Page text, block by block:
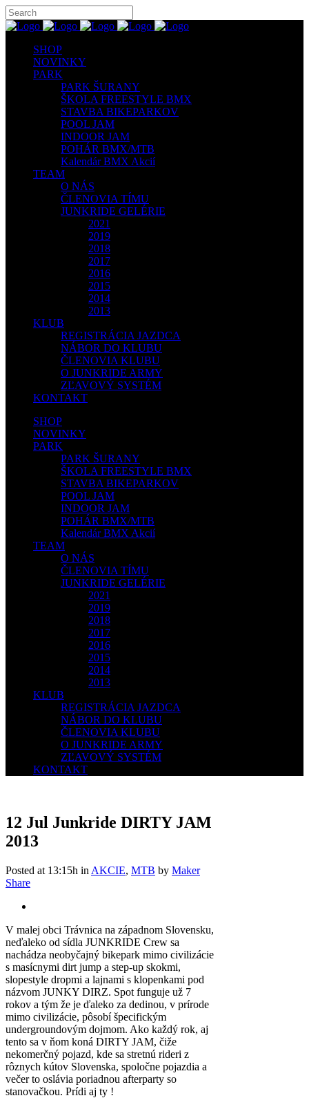
SHOP
NOVINKY
PARK
PARK ŠURANY
ŠKOLA FREESTYLE BMX
STAVBA BIKEPARKOV
POOL JAM
INDOOR JAM
POHÁR BMX/MTB
Kalendár BMX Akcií
TEAM
O NÁS
ČLENOVIA TÍMU
JUNKRIDE GELÉRIE
2021
2019
2018
2017
2016
2015
2014
2013
KLUB
REGISTRÁCIA JAZDCA
NÁBOR DO KLUBU
ČLENOVIA KLUBU
O JUNKRIDE ARMY
ZĽAVOVÝ SYSTÉM
KONTAKT
SHOP
NOVINKY
PARK
PARK ŠURANY
ŠKOLA FREESTYLE BMX
STAVBA BIKEPARKOV
POOL JAM
INDOOR JAM
POHÁR BMX/MTB
Kalendár BMX Akcií
TEAM
O NÁS
ČLENOVIA TÍMU
JUNKRIDE GELÉRIE
2021
2019
2018
2017
2016
2015
2014
2013
KLUB
REGISTRÁCIA JAZDCA
NÁBOR DO KLUBU
ČLENOVIA KLUBU
O JUNKRIDE ARMY
ZĽAVOVÝ SYSTÉM
KONTAKT
12 Jul Junkride DIRTY JAM
2013
Posted at 13:15h in AKCIE, MTB by Maker
Share
V malej obci Trávnica na západnom Slovensku,
neďaleko od sídla JUNKRIDE Crew sa
nachádza neobyčajný bikepark mimo civilizácie
s masícnymi dirt jump a step-up skokmi,
slopestyle dropmi a lajnami s klopenkami pod
názvom JUNKY DIRZ. Spot funguje už 7
rokov a tým že je ďaleko za dedinou, v prírode
mimo civilizácie, pôsobí špecifickým
undergroundovým dojmom. Ako každý rok, aj
tento sa v ňom koná DIRTY JAM, čiže
nekomerčný pojazd, kde sa stretnú rideri z
rôznych kútov Slovenska, spoločne pojazdia a
večer to oslávia poriadnou afterparty so
stanovačkou. Prídi aj ty !